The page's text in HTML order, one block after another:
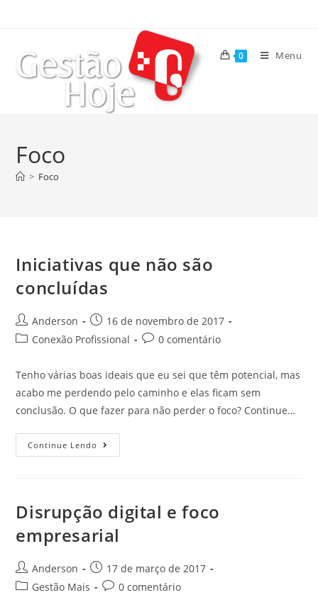
0 Menu
Foco
> Foco
Iniciativas que não são
concluídas
Anderson
16 de novembro de 2017
Conexão Profissional
0 comentário
Tenho várias boas ideais que eu sei que têm potencial, mas
acabo me perdendo pelo caminho e elas ficam sem
conclusão. O que fazer para não perder o foco? Continue…
Continue Lendo
Disrupção digital e foco
empresarial
Anderson
17 de março de 2017
Gestão Mais
0 comentário